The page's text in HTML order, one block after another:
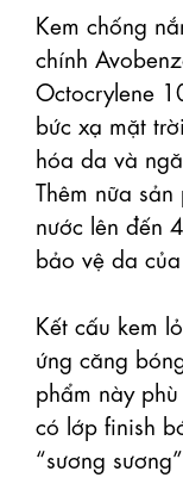
Kem chống
chính
Octocrylene
bức xạ mặt
hóa da và
Thêm nữa
nước lên đến
bảo vệ da
Kết cấu kem
ứng căng
phẩm này
có lớp finish
“sương